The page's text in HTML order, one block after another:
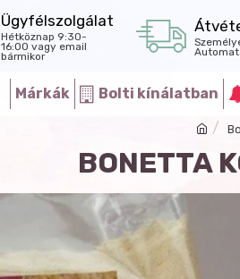
Ügyfélszolgálat
Hétköznap 9:30-
16:00 vagy email
bármikor
Márkák Bolti kínálatban
BONETTA